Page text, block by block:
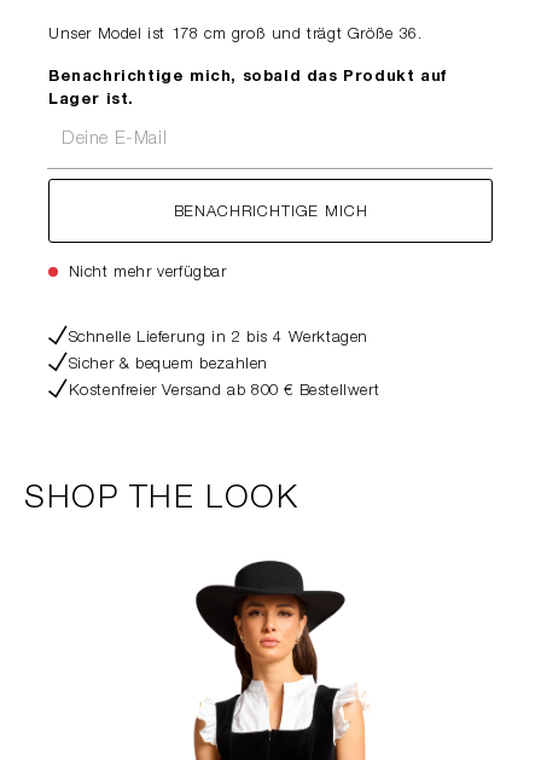
Unser Model ist 178 cm groß und trägt Größe 36.
Benachrichtige mich, sobald das Produkt auf
Lager ist.
BENACHRICHTIGE MICH
Nicht mehr verfügbar
Schnelle Lieferung in 2 bis 4 Werktagen
Sicher & bequem bezahlen
Kostenfreier Versand ab 800 € Bestellwert
SHOP THE LOOK